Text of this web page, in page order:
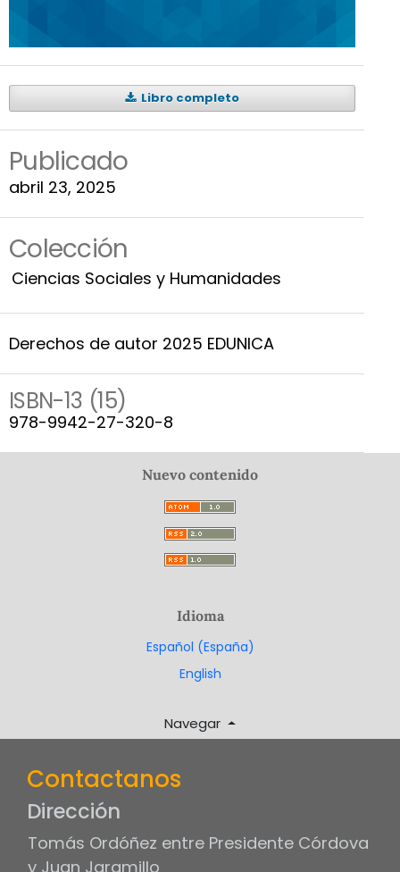
Libro completo
Publicado
abril 23, 2025
Colección
Ciencias Sociales y Humanidades
Derechos de autor 2025 EDUNICA
ISBN-13 (15)
978-9942-27-320-8
Nuevo contenido
Idioma
Español (España)
English
Navegar
Contactanos
Dirección
Tomás Ordóñez entre Presidente Córdova
y Juan Jaramillo